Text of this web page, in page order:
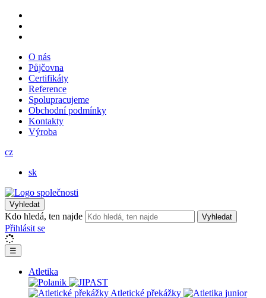
O nás
Půjčovna
Certifikáty
Reference
Spolupracujeme
Obchodní podmínky
Kontakty
Výroba
cz
sk
Vyhledat
Kdo hledá, ten najde Vyhledat
Přihlásit se
☰
Atletika
Atletické překážky